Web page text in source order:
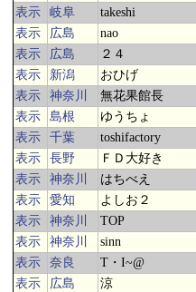
表示
岐阜 takeshi
表示
広島 nao
表示
広島 ２４
表示
新潟 おひげ
表示
神奈川 無花果館長
表示
島根 ゆうちょ
表示
千葉 toshifactory
表示
長野 ＦＤ大好き
表示
神奈川 はちべえ
表示
愛知 よしお２
表示
神奈川 TOP
表示
神奈川 sinn
表示
奈良 T・I~@
表示
広島 涼